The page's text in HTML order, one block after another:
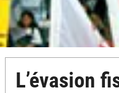
L’évasion